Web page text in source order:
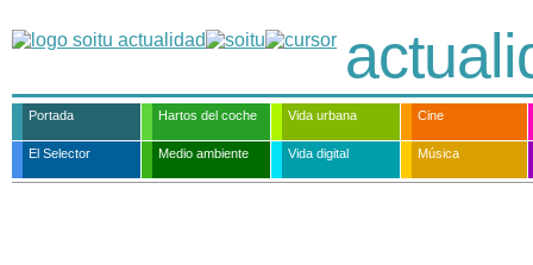
Portada Hartos del coche Vida urbana Cine
El Selector Medio ambiente Vida digital Música